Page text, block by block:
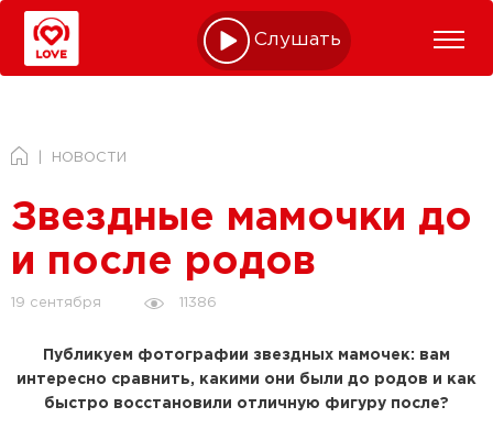
Слушать online
НОВОСТИ
Звездные мамочки до
и после родов
19 сентября 11386
Публикуем фотографии звездных мамочек: вам
интересно сравнить, какими они были до родов и как
быстро восстановили отличную фигуру после?